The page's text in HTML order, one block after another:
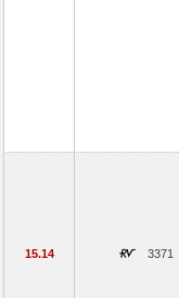
15.14 3371